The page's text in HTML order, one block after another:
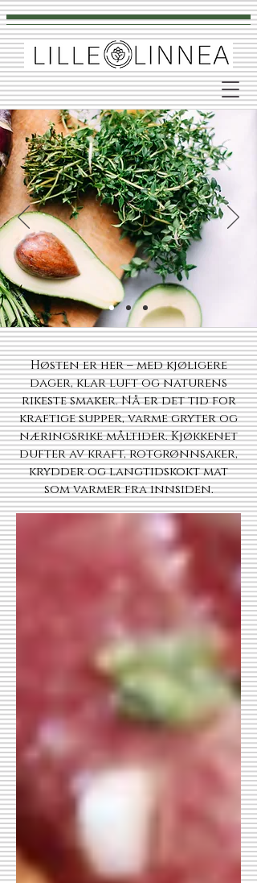
Høsten er her – med kjøligere
dager, klar luft og naturens
rikeste smaker. Nå er det tid for
kraftige supper, varme gryter og
næringsrike måltider. Kjøkkenet
dufter av kraft, rotgrønnsaker,
krydder og langtidskokt mat
som varmer fra innsiden.